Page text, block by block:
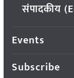
संपादकीय
Events
Subscribe